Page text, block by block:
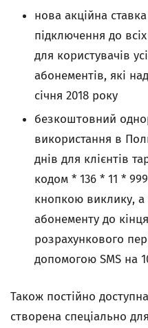
нова акційна
підключення до
для користувачів
абонементів, які
січня 2018 року
безкоштовний
використання в
днів для клієнтів
кодом * 136 * 11 *
кнопкою виклику, а
абонементу до
розрахункового
допомогою SMS на
Також постійно
створена спеціально